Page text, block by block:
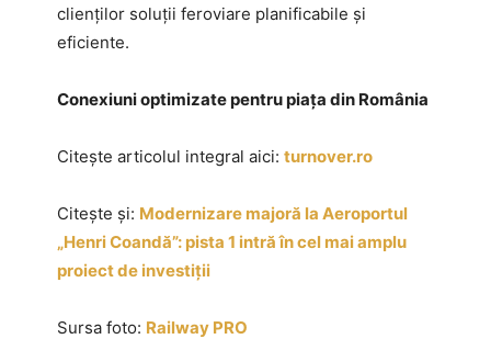
clienților soluții feroviare planificabile și
eficiente.
Conexiuni optimizate pentru piața din România
Citește articolul integral aici: turnover.ro
Citește și: Modernizare majoră la Aeroportul
„Henri Coandă”: pista 1 intră în cel mai amplu
proiect de investiții
Sursa foto: Railway PRO